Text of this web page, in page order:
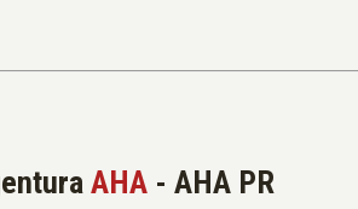
AHA - AHA PR